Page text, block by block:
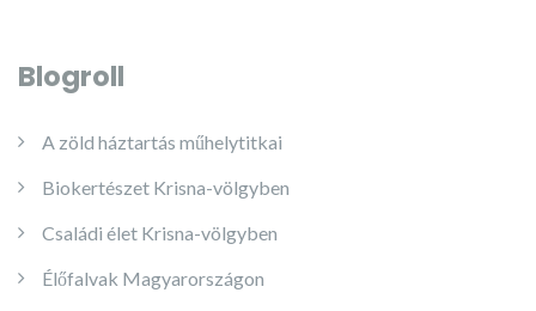
Blogroll
A zöld háztartás műhelytitkai
Biokertészet Krisna-völgyben
Családi élet Krisna-völgyben
Élőfalvak Magyarországon